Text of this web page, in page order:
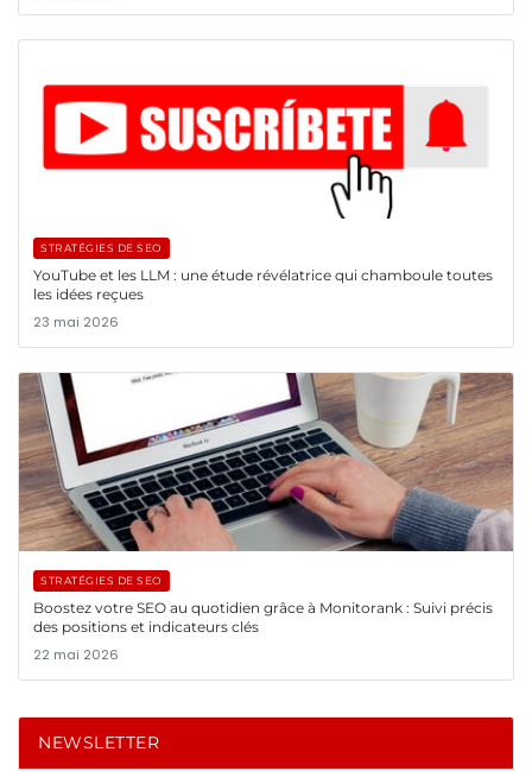
STRATÉGIES DE SEO
YouTube et les LLM : une étude révélatrice qui chamboule toutes
les idées reçues
23 mai 2026
STRATÉGIES DE SEO
Boostez votre SEO au quotidien grâce à Monitorank : Suivi précis
des positions et indicateurs clés
22 mai 2026
NEWSLETTER